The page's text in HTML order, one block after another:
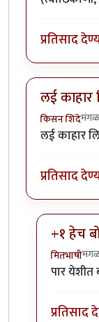
प्रतिसाद
लई
किसन शिंदे
लई काहार
प्रतिसाद
+१ हेच
मितभाषी
In reply
पार येशीत
प्रतिसाद